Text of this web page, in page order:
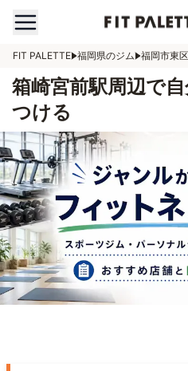
FIT PALETTE 福岡県のジム 福岡市東
箱崎宮前駅周辺で
つける